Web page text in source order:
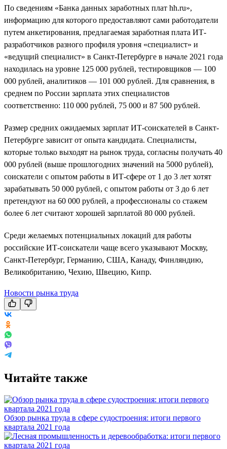
По сведениям «Банка данных заработных плат hh.ru»,
информацию для которого предоставляют сами работодатели
путем анкетирования, предлагаемая заработная плата ИТ-
разработчиков разного профиля уровня «специалист» и
«ведущий специалист» в Санкт-Петербурге в начале 2021 года
находилась на уровне 125 000 рублей, тестировщиков — 100
000 рублей, аналитиков — 101 000 рублей. Для сравнения, в
среднем по России зарплата этих специалистов
соответственно: 110 000 рублей, 75 000 и 87 500 рублей.
Размер средних ожидаемых зарплат ИТ-соискателей в Санкт-
Петербурге зависит от опыта кандидата. Специалисты,
которые только выходят на рынок труда, согласны получать 40
000 рублей (выше прошлогодних значений на 5000 рублей),
соискатели с опытом работы в ИТ-сфере от 1 до 3 лет хотят
зарабатывать 50 000 рублей, с опытом работы от 3 до 6 лет
претендуют на 60 000 рублей, а профессионалы со стажем
более 6 лет считают хорошей зарплатой 80 000 рублей.
Среди желаемых потенциальных локаций для работы
российские ИТ-соискатели чаще всего указывают Москву,
Санкт-Петербург, Германию, США, Канаду, Финляндию,
Великобританию, Чехию, Швецию, Кипр.
Новости рынка труда
Читайте также
Обзор рынка труда в сфере судостроения: итоги первого
квартала 2021 года